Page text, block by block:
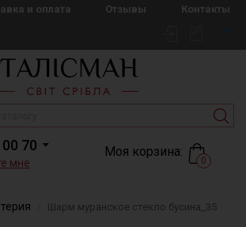
и оплата Отзывы Контакты
70
мне
Моя корзина:
0
Шарм муранское стекло бусина_35